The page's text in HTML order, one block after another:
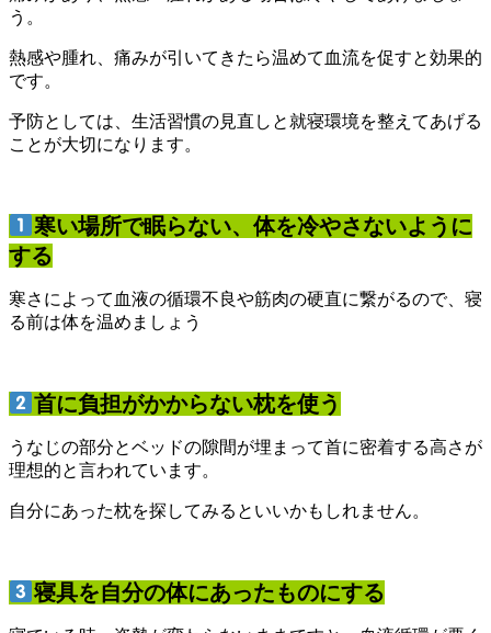
う。
熱感や腫れ、痛みが引いてきたら温めて血流を促すと効果的
です。
予防としては、生活習慣の見直しと就寝環境を整えてあげる
ことが大切になります。
寒い場所で眠らない、体を冷やさないように
する
寒さによって血液の循環不良や筋肉の硬直に繋がるので、寝
る前は体を温めましょう
首に負担がかからない枕を使う
うなじの部分とベッドの隙間が埋まって首に密着する高さが
理想的と言われています。
自分にあった枕を探してみるといいかもしれません。
寝具を自分の体にあったものにする